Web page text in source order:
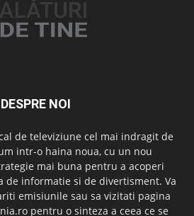
DESPRE NOI
de televiziune cel mai indragit de
intr-o haina noua, cu un nou
mai buna pentru a acoperi
de informatie si de divertisment. Va
emisiunile sau sa vizitati pagina
pentru o sinteza a ceea ce se